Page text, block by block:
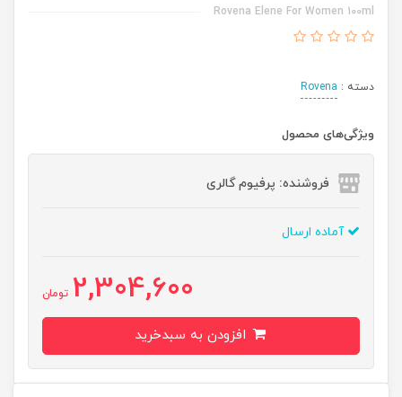
Rovena Elene For Women 100ml
دسته : Rovena
ویژگی‌های محصول
فروشنده: پرفیوم گالری
آماده ارسال
2,304,600 تومان